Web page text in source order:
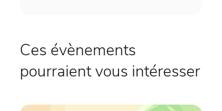
Ces évènements
pourraient vous intéresser